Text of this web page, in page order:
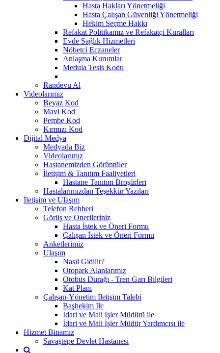
Hasta Hakları Yönetmeliği
Hasta Çalışan Güvenliği Yönetmeliği
Hekim Seçme Hakkı
Refakat Politikamız ve Refakatçi Kuralları
Evde Sağlık Hizmetleri
Nöbetci Eczaneler
Anlaşma Kurumlar
Medula Tesis Kodu
Randevu Al
Videolarımız
Beyaz Kod
Mavi Kod
Pembe Kod
Kırmızı Kod
Dijital Medya
Medyada Biz
Videolarımız
Hastanemizden Görüntüler
İletişim & Tanıtım Faaliyetleri
Hastane Tanıtım Broşürleri
Hastalarımızdan Teşekkür Yazıları
İletişim ve Ulaşım
Telefon Rehberi
Görüş ve Önerileriniz
Hasta İstek ve Öneri Formu
Çalışan İstek ve Öneri Formu
Anketlerimiz
Ulaşım
Nasıl Gidilir?
Otopark Alanlarımız
Otobüs Durağı - Tren Garı Bilgileri
Kat Planı
Çalışan-Yönetim İletişim Talebi
Başhekim İle
İdari ve Mali İşler Müdürü ile
İdari ve Mali İşler Müdür Yardımcısı ile
Hizmet Binamız
Savaştepe Devlet Hastanesi